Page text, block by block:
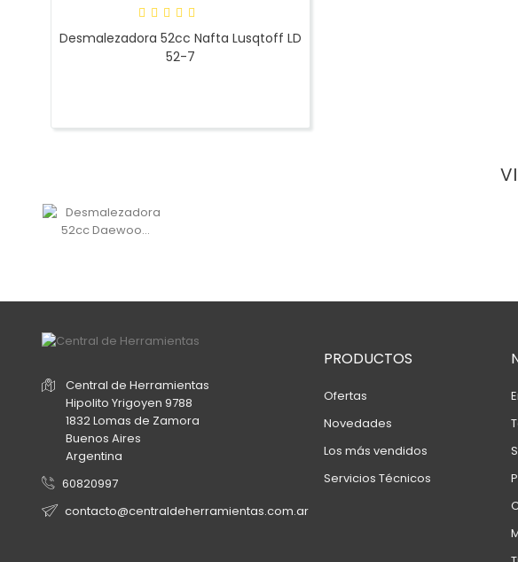
Desmalezadora 52cc Nafta Lusqtoff LD
52-7
Central de Herramientas
Hipolito Yrigoyen 9788
1832 Lomas de Zamora
Buenos Aires
Argentina
60820997
contacto@centraldeherramientas.com.ar
PRODUCTOS
Ofertas
Novedades
Los más vendidos
Servicios Técnicos